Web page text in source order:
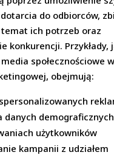
do odbiorców,
ich potrzeb oraz
konkurencji. Przykłady,
społecznościowe
obejmują:
danych
użytkowników
kampanii z udziałem